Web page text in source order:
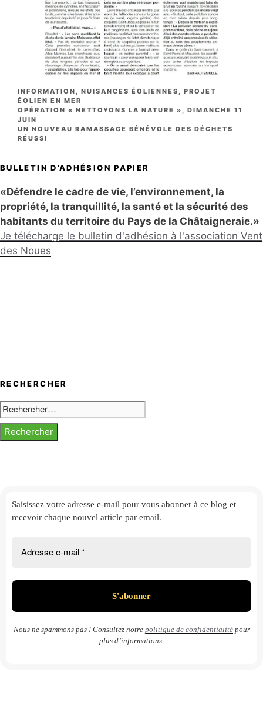
CATÉGORIES
INFORMATION , NUISANCES ÉOLIENNES , PROJET
ÉOLIEN EN MER
OPÉRATION « NETTOYONS LA NATURE », DIMANCHE 11
JUIN
UN NOUVEAU RAMASSAGE BÉNÉVOLE DES DÉCHETS
RÉUSSI
BULLETIN D’ADHÉSION PAPIER
«Défendre le cadre de vie, l’environnement, la
propriété, la tranquillité, la santé et la sécurité des
habitants du territoire du Pays de la Châtaigneraie.»
Je télécharge le bulletin d'adhésion à l'association Vent
des Noues
RECHERCHER
Rechercher :
Saisissez votre adresse e-mail pour vous abonner à ce blog et
recevoir chaque nouvel article par email.
Nous ne spammons pas ! Consultez notre politique de confidentialitépour
plus d’informations.